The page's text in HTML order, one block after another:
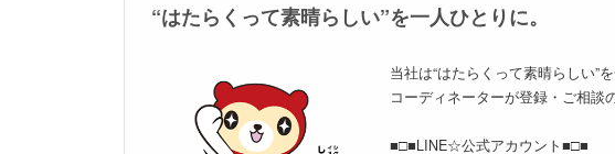
“はたらくって素晴らしい”を一人ひとりに。
当社は“はたらくって素晴らしい”
コーディネーターが登録・ご相談
■□■LINE☆公式アカウント■□■